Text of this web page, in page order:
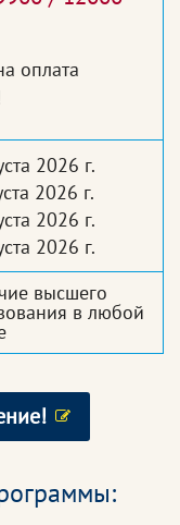
оплата
2026 г.
2026 г.
2026 г.
2026 г.
высшего
в любой